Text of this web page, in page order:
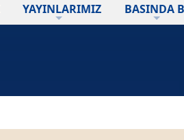
YAYINLARIMIZ BASINDA